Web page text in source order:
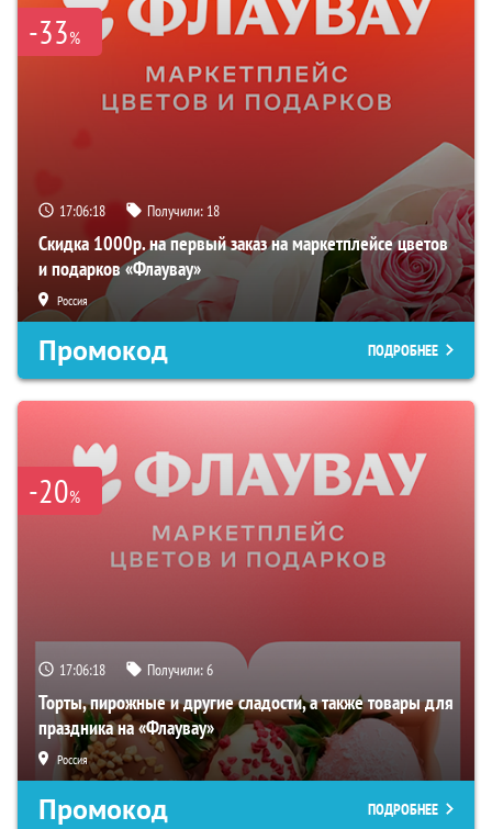
-33%
17:06:17 Получили: 18
Скидка 1000р. на первый заказ на маркетплейсе цветов
и подарков «Флаувау»
Россия
Промокод ПОДРОБНЕЕ
-20%
17:06:17 Получили:6
Торты, пирожные и другие сладости, а также товары для
праздника на «Флаувау»
Россия
Промокод ПОДРОБНЕЕ